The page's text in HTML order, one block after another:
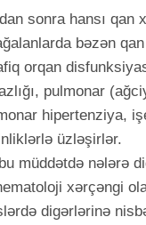
sonra hansı qan
bəzən
orqan
pulmonar
hipertenziya,
üzləşirlər.
müddətdə nələrə
xərçəngi
digərlərinə